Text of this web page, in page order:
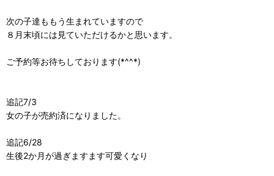
次の子達ももう生まれていますので
８月末頃には見ていただけるかと思います。
ご予約等お待ちしております(*^^*)
追記7/3
女の子が売約済になりました。
追記6/28
生後2か月が過ぎますます可愛くなり